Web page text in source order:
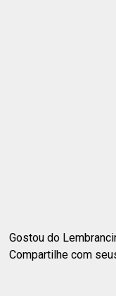
Gostou do
Compartilhe com